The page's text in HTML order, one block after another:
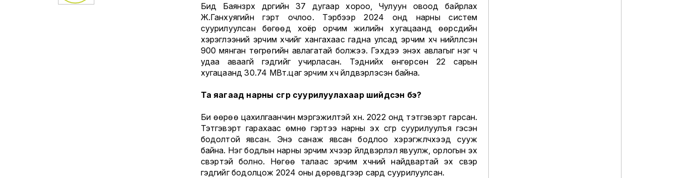
Бид Баянзүрх дүүргийн 37 дугаар хороо, Чулуун овоод байрлах
Ж.Ганхуягийн гэрт очлоо. Тэрбээр 2024 онд нарны систем
суурилуулсан бөгөөд хоёр орчим жилийн хугацаанд өөрсдийн
хэрэглээний эрчим хүчийг хангахаас гадна улсад эрчим хүч нийлүүлсэн
900 мянган төгрөгийн авлагатай болжээ. Гэхдээ энэхүү авлагыг нэг ч
удаа аваагүй гэдгийг учирласан. Тэднийх өнгөрсөн 22 сарын
хугацаанд 30.74 МВт.цаг эрчим хүч үйлдвэрлэсэн байна.
Та яагаад нарны үүсгүүр суурилуулахаар шийдсэн бэ?
Би өөрөө цахилгаанчин мэргэжилтэй хүн. 2022 онд тэтгэвэрт гарсан.
Тэтгэвэрт гарахаас өмнө гэртээ нарны эх үүсгүүр суурилуулъя гэсэн
бодолтой явсан. Энэ санаж явсан бодлоо хэрэгжүүлчхээд сууж
байна. Нэг бодлын нарны эрчим хүчээр үйлдвэрлэл явуулж, орлогын эх
үүсвэртэй болно. Нөгөө талаас эрчим хүчний найдвартай эх үүсвэр
гэдгийг бодолцож 2024 оны дөрөвдүгээр сард суурилуулсан.